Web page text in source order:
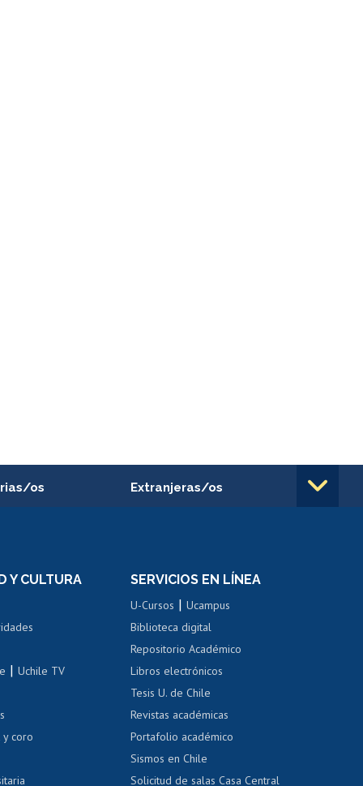
os
interna
renta
Extranjeras/os
Cursos de español
sexual y violencia Denuncias administrativas
Y CULTURA
|Uchile TV
coro
SERVICIOS EN LÍNEA
U-Cursos |Ucampus
Biblioteca digital
Repositorio Académico
Libros electrónicos
Tesis U. de Chile
Revistas académicas
Portafolio académico
Sismos en Chile
Solicitud de salas Casa Central